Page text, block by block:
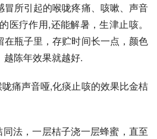
冒所引起的喉咙疼痛、咳嗽、声音
医疗作用,还能解暑，生津止咳。
瓶子里，存贮时间长一点，颜色
陈年效果就越好.
痛声音哑,化痰止咳的效果比金桔
法，一层桔子浇一层蜂蜜，直至